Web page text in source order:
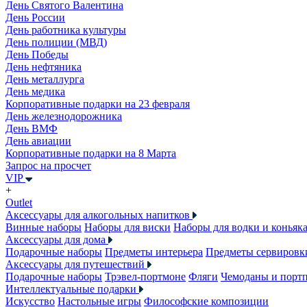
День Святого Валентина
День России
День работника культуры
День полиции (МВД)
День Победы
День нефтяника
День металлурга
День медика
Корпоративные подарки на 23 февраля
День железнодорожника
День ВМФ
День авиации
Корпоративные подарки на 8 Марта
Запрос на просчет
VIP
+
Outlet
Аксессуары для алкогольных напитков
Винные наборы Наборы для виски Наборы для водки и коньяка
Аксессуары для дома
Подарочные наборы Предметы интерьера Предметы
Аксессуары для путешествий
Подарочные наборы Трэвел-портмоне Фляги Чемоданы и
Интеллектуальные подарки
Искусство Настольные игры Философские композиции